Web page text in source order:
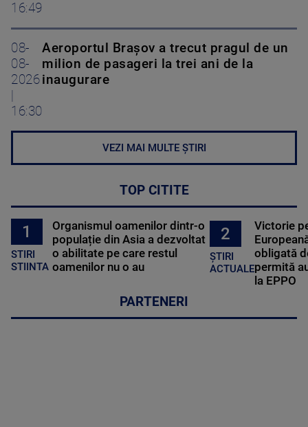
16:49
08-
08-
2026
16:30
Aeroportul Brașov a trecut pragul de un
milion de pasageri la trei ani de la
inaugurare
VEZI MAI MULTE ȘTIRI
TOP CITITE
1
STIRI
STIINTA
Organismul oamenilor dintr-o
populație din Asia a dezvoltat
o abilitate pe care restul
oamenilor nu o au
2
ȘTIRI
ACTUALE
Victorie
obligată
permită
la EPPO
PARTENERI